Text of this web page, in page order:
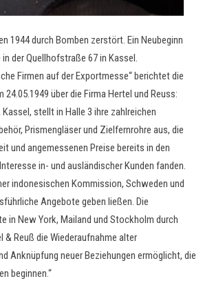
1944 durch Bomben zerstört. Ein Neubeginn
der Quellhofstraße 67 in Kassel.
Firmen auf der Exportmesse“ berichtet die
über die Firma Hertel und Reuss:
Kassel, stellt in Halle 3 ihre zahlreichen
Prismengläser und Zielfernrohre aus, die
und angemessenen Preise bereits in den
in- und ausländischer Kunden fanden.
indonesischen Kommission, Schweden und
Angebote geben ließen. Die
in New York, Mailand und Stockholm durch
Reuß die Wiederaufnahme alter
Anknüpfung neuer Beziehungen ermöglicht, die
beginnen.“